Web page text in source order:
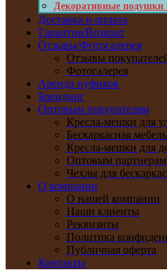
Декоративные подушки
Доставка и оплата
Гарантия/Возврат
Отзывы/Фотогалерея
Отзывы
Фотогалерея
Аренда пуфиков
Брендинг
Оптовым покупателям
Кресла-мешки для
Бескаркасная
Кресла-мешки для
Оптовым партнерам
Чехлы для
О компании
О нашей компании
Наши клиенты
Реквизиты
Политика
Публичная оферта
Контакты